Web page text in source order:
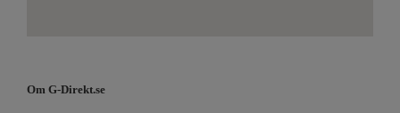
Om G-Direkt.se